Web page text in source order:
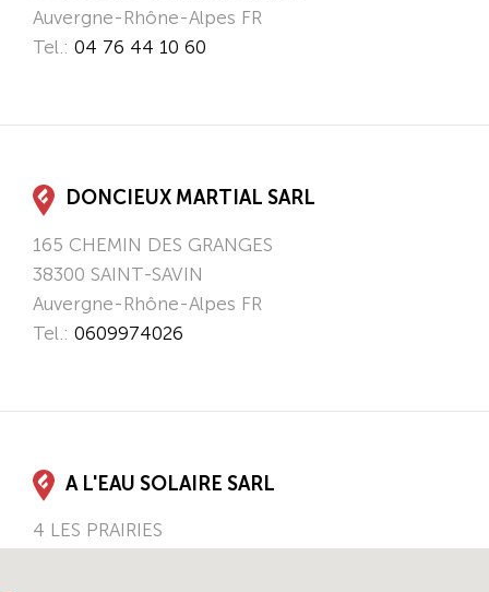
Auvergne-Rhône-Alpes FR
Tel.: 04 76 44 10 60
DONCIEUX MARTIAL SARL
165 CHEMIN DES GRANGES
38300 SAINT-SAVIN
Auvergne-Rhône-Alpes FR
Tel.: 0609974026
A L'EAU SOLAIRE SARL
4 LES PRAIRIES